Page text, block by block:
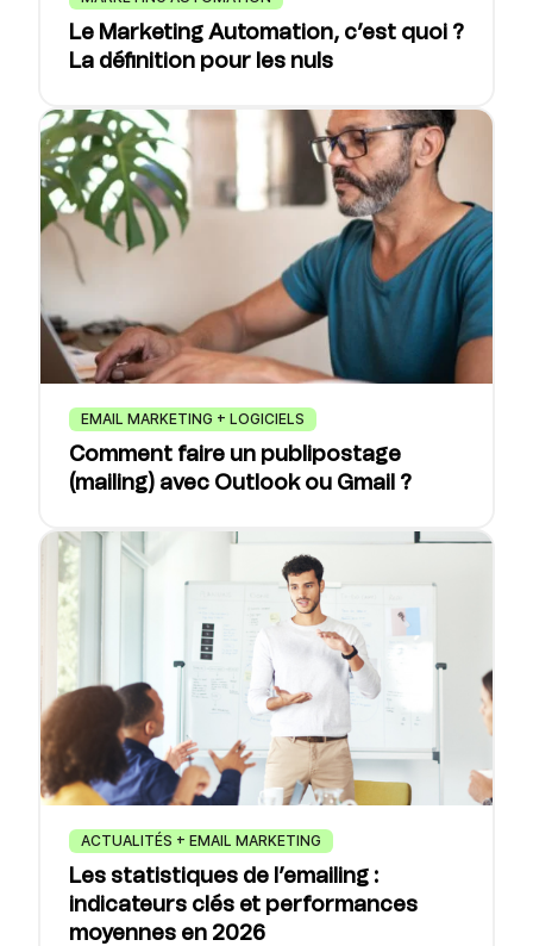
Le Marketing Automation, c’est quoi ?
La définition pour les nuls
EMAIL MARKETING + LOGICIELS
Comment faire un publipostage
(mailing) avec Outlook ou Gmail ?
ACTUALITÉS + EMAIL MARKETING
Les statistiques de l’emailing :
indicateurs clés et performances
moyennes en 2026